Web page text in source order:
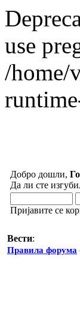
use
/home/
Добро дошли,
Да ли сте
Пријавите се
Вести:
Правила форума